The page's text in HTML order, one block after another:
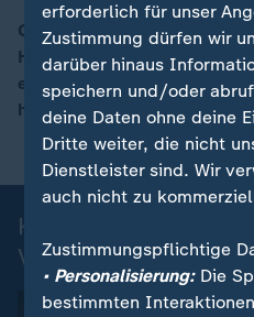
00:10
Große Teile Europas
Hitzewelle: In Frankreich
einen neuen
heißesten Juni-Tage seit
Kurznachrichten:
Videos
erforderlich für unser
Zustimmung dürfen wir
darüber hinaus
speichern und/oder
deine Daten ohne deine
Dritte weiter, die nicht
Dienstleister sind. Wir
auch nicht zu
Zustimmungspflichtige
• Personalisierung:Die
bestimmten